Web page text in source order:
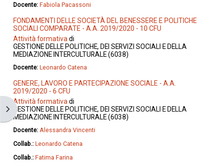
Apri il cassetto del blocco
Docente:Fabiola Pacassoni
FONDAMENTI DELLE SOCIETÀ DEL BENESSERE E POLITICHE
SOCIALI COMPARATE - A.A. 2019/2020 - 10 CFU
Attività formativa di
GESTIONE DELLE POLITICHE, DEI SERVIZI SOCIALI E DELLA
MEDIAZIONE INTERCULTURALE (6038)
Docente:Leonardo Catena
GENERE, LAVORO E PARTECIPAZIONE SOCIALE - A.A.
2019/2020 - 6 CFU
Attività formativa di
GESTIONE DELLE POLITICHE, DEI SERVIZI SOCIALI E DELLA
MEDIAZIONE INTERCULTURALE (6038)
Docente: Alessandra Vincenti
Collab.:Leonardo Catena
Collab.:Fatima Farina